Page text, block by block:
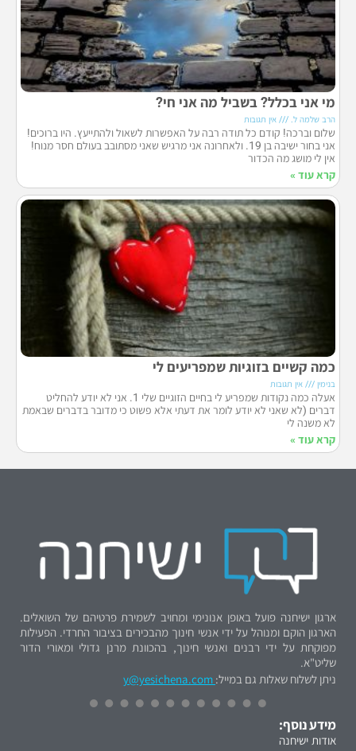
מי אני בכלל? בשביל מה אני חי?
הרב שלמה ל. אין תגובות
שלום וברכה! קודם כל תודה רבה על האפשרות לשאול ולהתייעץ. היו ברוכים!
אני בחור ישיבה בן 19. ולאחרונה אני מרגיש שאני מסתובב בעולם חסר מנוח!
אין לי מושג מה הכדור
קרא עוד »
כמה קשיים בזוגיות שמפריעים לי
בנימין אין תגובות
אעלה כמה נקודות שמפריע לי בחיים הזוגיים שלי 1. אני לא יודע להחליט
דברים (לא שאני לא יודע לומר את דעתי אלא פשוט כי מדובר בדברים שבאמת
לא משנה לי
קרא עוד »
ארגון ישיחנה פועל באופן אנונימי ומחויב לשמירת פרטיהם של השואלים.
הארגון הוקם ומנוהל על ידי אנשי חינוך מהבכירים בציבור החרדי. הפעילות
מפוקחת על ידי רבנים ואנשי חינוך, בהכוונת מרנן גדולי ומאורי הדור
שליט"א.
ניתן לשלוח שאלות גם במייל: y@yesichena.com
מידע נוסף:
אודות ישיחנה